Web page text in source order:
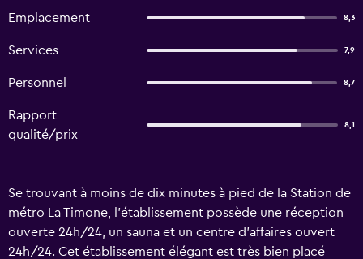
Emplacement 8,3
Services 7,9
Personnel 8,7
Rapport
qualité/prix
8,1
Se trouvant à moins de dix minutes à pied de la Station de
métro La Timone, l'établissement possède une réception
ouverte 24h/24, un sauna et un centre d'affaires ouvert
24h/24. Cet établissement élégant est très bien placé